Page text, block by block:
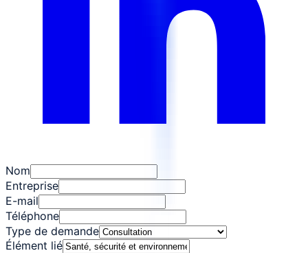
Nom
Entreprise
E-mail
Téléphone
Type de demande
Élément lié